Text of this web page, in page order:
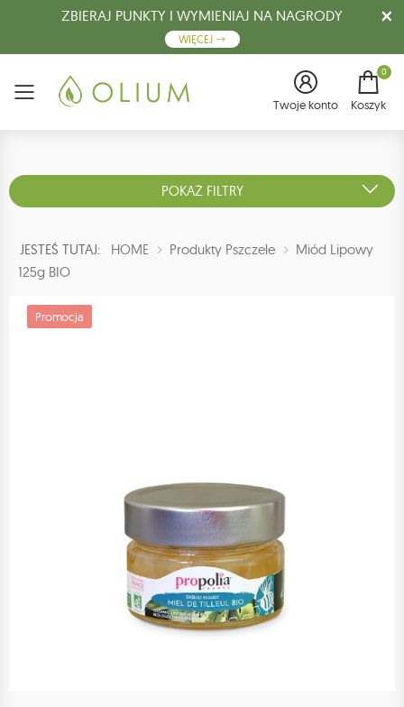
ZBIERAJ PUNKTY I WYMIENIAJ NA NAGRODY
WIĘCEJ
Menu Twoje konto
0
Koszyk
POKAŻ FILTRY
JESTEŚ TUTAJ: HOME Produkty Pszczele
Miód Lipowy
125g BIO
Promocja